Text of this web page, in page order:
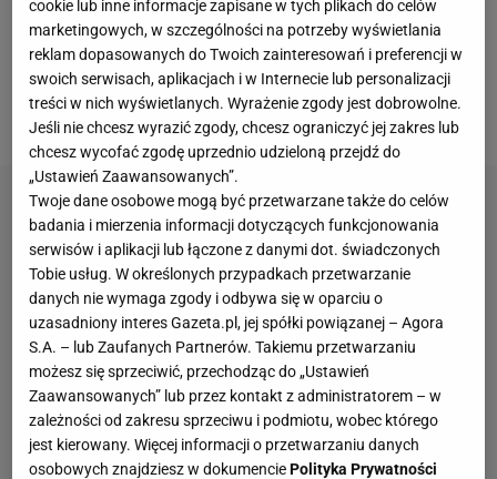
już w pierwszym tygodniu imprezy. Francuzi szukają
więc nowych bohaterów i bohaterek. Jedną z nich
jest Iga Świątek, która szybko wywalczyła sobie nad
Sekwaną podziw, na jaki zasługuje.
cookie lub inne informacje zapisane w tych plikach do celów
marketingowych, w szczególności na potrzeby wyświetlania
reklam dopasowanych do Twoich zainteresowań i preferencji w
swoich serwisach, aplikacjach i w Internecie lub personalizacji
treści w nich wyświetlanych. Wyrażenie zgody jest dobrowolne.
Jeśli nie chcesz wyrazić zgody, chcesz ograniczyć jej zakres lub
chcesz wycofać zgodę uprzednio udzieloną przejdź do
„Ustawień Zaawansowanych”.
Twoje dane osobowe mogą być przetwarzane także do celów
badania i mierzenia informacji dotyczących funkcjonowania
serwisów i aplikacji lub łączone z danymi dot. świadczonych
Tobie usług. W określonych przypadkach przetwarzanie
danych nie wymaga zgody i odbywa się w oparciu o
uzasadniony interes Gazeta.pl, jej spółki powiązanej – Agora
S.A. – lub Zaufanych Partnerów. Takiemu przetwarzaniu
możesz się sprzeciwić, przechodząc do „Ustawień
Zaawansowanych” lub przez kontakt z administratorem – w
zależności od zakresu sprzeciwu i podmiotu, wobec którego
jest kierowany. Więcej informacji o przetwarzaniu danych
osobowych znajdziesz w dokumenciePolityka Prywatności